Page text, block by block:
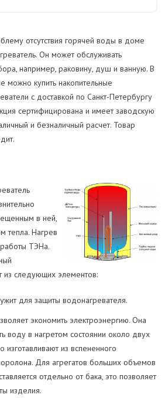
отсутствия горячей воды в доме
Он может обслуживать
например, раковину, душ и ванную. В
можно купить накопительные
с доставкой по Санкт-Петербургу
сертифицирована и имеет заводскую
и безналичный расчет. Товар
в ней,
тепла. Нагрев
ТЭНа.
из следующих элементов:
для защиты водонагревателя.
экономить электроэнергию. Она
воду в нагретом состоянии около двух
изготавливают из вспененного
Для агрегатов больших объемов
отдельно от бака, это позволяет
изделия.